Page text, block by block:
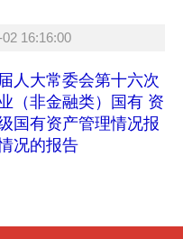
16:16:00
人大常委会第十六次
（非金融类）国有 资
国有资产管理情况报
况的报告